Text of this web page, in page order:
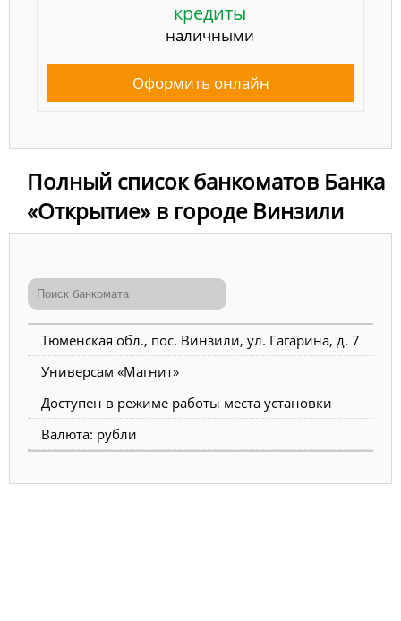
кредиты
наличными
Оформить онлайн
Полный список банкоматов Банка
«Открытие» в городе Винзили
Тюменская обл., пос. Винзили, ул. Гагарина, д. 7
Универсам «Магнит»
Доступен в режиме работы места установки
Валюта: рубли